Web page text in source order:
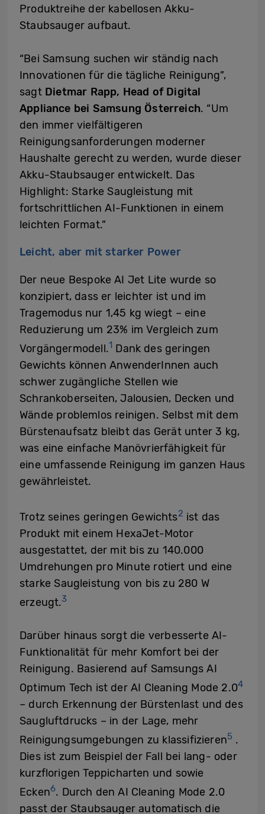
Produktreihe der kabellosen Akku-
Staubsauger aufbaut.
“Bei Samsung suchen wir ständig nach
Innovationen für die tägliche Reinigung”,
sagt Dietmar Rapp, Head of Digital
Appliance bei Samsung Österreich. “Um
den immer vielfältigeren
Reinigungsanforderungen moderner
Haushalte gerecht zu werden, wurde dieser
Akku-Staubsauger entwickelt. Das
Highlight: Starke Saugleistung mit
fortschrittlichen AI-Funktionen in einem
leichten Format.”
Leicht, aber mit starker Power
Der neue Bespoke AI Jet Lite wurde so
konzipiert, dass er leichter ist und im
Tragemodus nur 1,45 kg wiegt – eine
Reduzierung um 23% im Vergleich zum
Vorgängermodell.1 Dank des geringen
Gewichts können AnwenderInnen auch
schwer zugängliche Stellen wie
Schrankoberseiten, Jalousien, Decken und
Wände problemlos reinigen. Selbst mit dem
Bürstenaufsatz bleibt das Gerät unter 3 kg,
was eine einfache Manövrierfähigkeit für
eine umfassende Reinigung im ganzen Haus
gewährleistet.
Trotz seines geringen Gewichts2 ist das
Produkt mit einem HexaJet-Motor
ausgestattet, der mit bis zu 140.000
Umdrehungen pro Minute rotiert und eine
starke Saugleistung von bis zu 280 W
erzeugt.3
Darüber hinaus sorgt die verbesserte AI-
Funktionalität für mehr Komfort bei der
Reinigung. Basierend auf Samsungs AI
Optimum Tech ist der AI Cleaning Mode 2.04
– durch Erkennung der Bürstenlast und des
Saugluftdrucks – in der Lage, mehr
Reinigungsumgebungen zu klassifizieren5 .
Dies ist zum Beispiel der Fall bei lang- oder
kurzflorigen Teppicharten und sowie
Ecken6. Durch den AI Cleaning Mode 2.0
passt der Staubsauger automatisch die